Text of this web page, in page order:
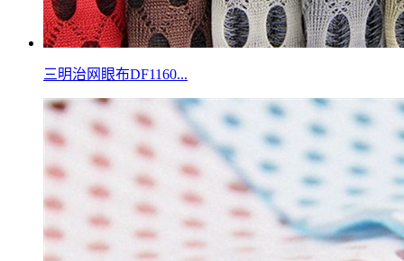
三明治网眼布DF1160...